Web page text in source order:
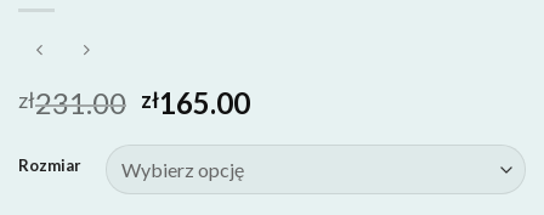
zł231.00 zł165.00
Rozmiar